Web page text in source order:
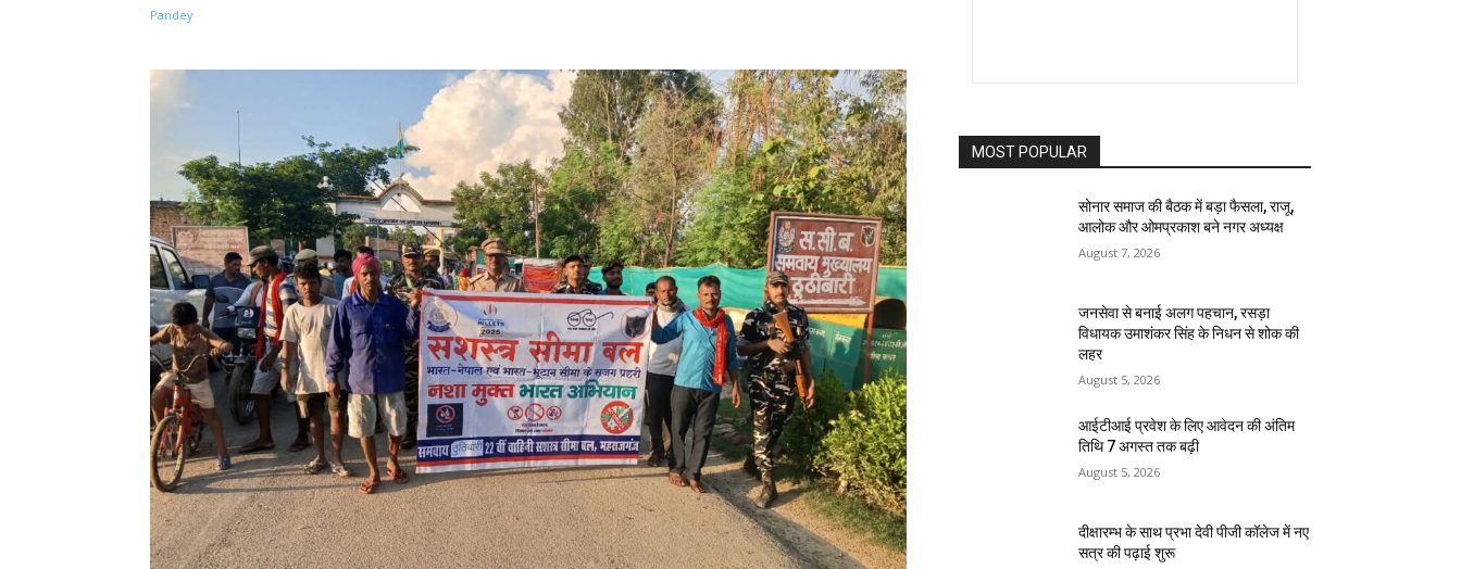
MOST POPULAR
सोनार समाज की बैठक में बड़ा फैसला, राजू,
आलोक और ओमप्रकाश बने नगर अध्यक्ष
August 7, 2026
जनसेवा से बनाई अलग पहचान, रसड़ा
विधायक उमाशंकर सिंह के निधन से शोक की
लहर
August 5, 2026
आईटीआई प्रवेश के लिए आवेदन की अंतिम
तिथि 7 अगस्त तक बढ़ी
August 5, 2026
दीक्षारम्भ के साथ प्रभा देवी पीजी कॉलेज में नए
सत्र की पढ़ाई शुरू